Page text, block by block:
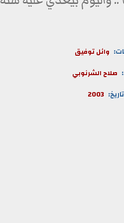
وائل توفيق
صلاح الشرنوبي
تاريخ: 2003